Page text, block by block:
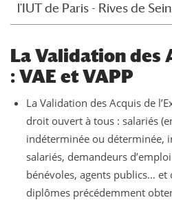
l'IUT de Paris - Rives de
La Validation des
: VAE et VAPP
La Validation des Acquis de
droit ouvert à tous : salariés
indéterminée ou déterminée,
salariés, demandeurs
bénévoles, agents publics… et
diplômes précédemment